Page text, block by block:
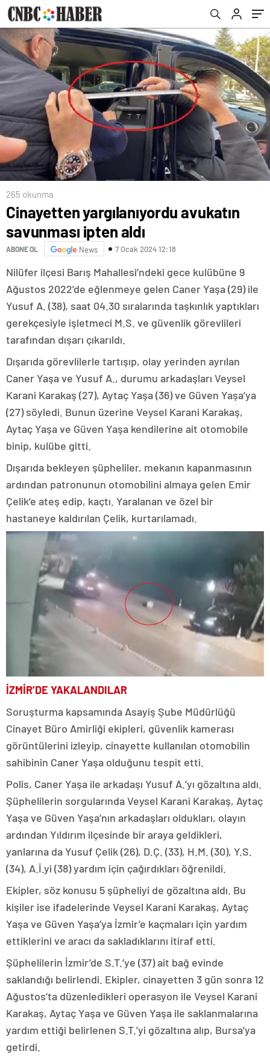
265 okunma
Cinayetten yargılanıyordu avukatın
savunması ipten aldı
ABONE OL News 7 Ocak 2024 12:18
Nilüfer ilçesi Barış Mahallesi’ndeki gece kulübüne 9
Ağustos 2022’de eğlenmeye gelen Caner Yaşa (29) ile
Yusuf A. (38), saat 04.30 sıralarında taşkınlık yaptıkları
gerekçesiyle işletmeci M.S. ve güvenlik görevlileri
tarafından dışarı çıkarıldı.
Dışarıda görevlilerle tartışıp, olay yerinden ayrılan
Caner Yaşa ve Yusuf A., durumu arkadaşları Veysel
Karani Karakaş (27), Aytaç Yaşa (36) ve Güven Yaşa’ya
(27) söyledi. Bunun üzerine Veysel Karani Karakaş,
Aytaç Yaşa ve Güven Yaşa kendilerine ait otomobile
binip, kulübe gitti.
Dışarıda bekleyen şüpheliler, mekanın kapanmasının
ardından patronunun otomobilini almaya gelen Emir
Çelik’e ateş edip, kaçtı. Yaralanan ve özel bir
hastaneye kaldırılan Çelik, kurtarılamadı.
İZMİR’DE YAKALANDILAR
Soruşturma kapsamında Asayiş Şube Müdürlüğü
Cinayet Büro Amirliği ekipleri, güvenlik kamerası
görüntülerini izleyip, cinayette kullanılan otomobilin
sahibinin Caner Yaşa olduğunu tespit etti.
Polis, Caner Yaşa ile arkadaşı Yusuf A.’yı gözaltına aldı.
Şüphelilerin sorgularında Veysel Karani Karakaş, Aytaç
Yaşa ve Güven Yaşa’nın arkadaşları oldukları, olayın
ardından Yıldırım ilçesinde bir araya geldikleri,
yanlarına da Yusuf Çelik (26), D.Ç. (33), H.M. (30), Y.S.
(34), A.İ.yi (38) yardım için çağırdıkları öğrenildi.
Ekipler, söz konusu 5 şüpheliyi de gözaltına aldı. Bu
kişiler ise ifadelerinde Veysel Karani Karakaş, Aytaç
Yaşa ve Güven Yaşa’ya İzmir’e kaçmaları için yardım
ettiklerini ve aracı da sakladıklarını itiraf etti.
Şüphelilerin İzmir’de S.T.’ye (37) ait bağ evinde
saklandığı belirlendi. Ekipler, cinayetten 3 gün sonra 12
Ağustos’ta düzenledikleri operasyon ile Veysel Karani
Karakaş, Aytaç Yaşa ve Güven Yaşa ile saklanmalarına
yardım ettiği belirlenen S.T.’yi gözaltına alıp, Bursa’ya
getirdi.